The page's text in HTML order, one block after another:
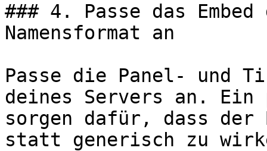
### 4. Passe das
Namensformat an
Passe die Panel- und
deines Servers an. Ein
sorgen dafür, dass der
statt generisch zu